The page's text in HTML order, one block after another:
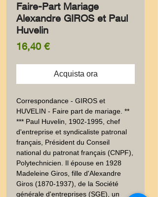
Faire-Part Mariage
Alexandre GIROS et Paul
Huvelin
16,40 €Prezzo
Acquista ora
Correspondance - GIROS et
HUVELIN - Faire part de mariage. **
*** Paul Huvelin, 1902-1995, chef
d'entreprise et syndicaliste patronal
français, Président du Conseil
national du patronat français (CNPF),
Polytechnicien. Il épouse en 1928
Madeleine Giros, fille d'Alexandre
Giros (1870-1937), de la Société
générale d'entreprises (SGE), un